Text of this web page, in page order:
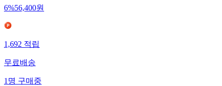
6%56,400원
1,692적립
무료배송